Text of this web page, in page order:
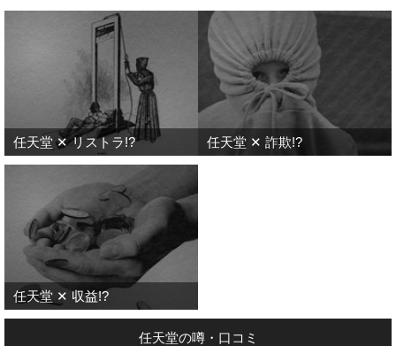
任天堂 ✕ リストラ!? 任天堂 ✕ 詐欺!?
任天堂 ✕ 収益!?
任天堂の噂・口コミ